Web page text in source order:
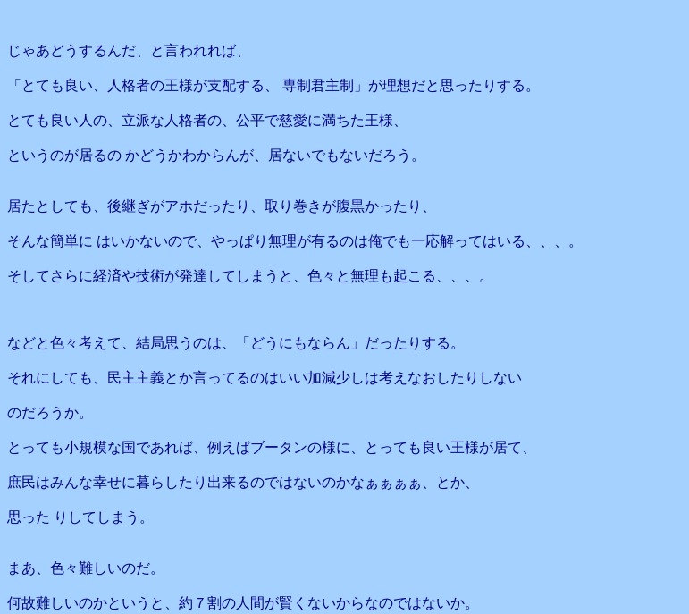
じゃあどうするんだ、と言われれば、
「とても良い、人格者の王様が支配する、 専制君主制」が理想だと思ったりする。
とても良い人の、立派な人格者の、公平で慈愛に満ちた王様、
というのが居るの かどうかわからんが、居ないでもないだろう。
居たとしても、後継ぎがアホだったり、取り巻きが腹黒かったり、
そんな簡単に はいかないので、やっぱり無理が有るのは俺でも一応解ってはいる、、、。
そしてさらに経済や技術が発達してしまうと、色々と無理も起こる、、、。
などと色々考えて、結局思うのは、「どうにもならん」だったりする。
それにしても、民主主義とか言ってるのはいい加減少しは考えなおしたりしない
のだろうか。
とっても小規模な国であれば、例えばブータンの様に、とっても良い王様が居て、
庶民はみんな幸せに暮らしたり出来るのではないのかなぁぁぁぁ、とか、
思った りしてしまう。
まあ、色々難しいのだ。
何故難しいのかというと、約７割の人間が賢くないからなのではないか。